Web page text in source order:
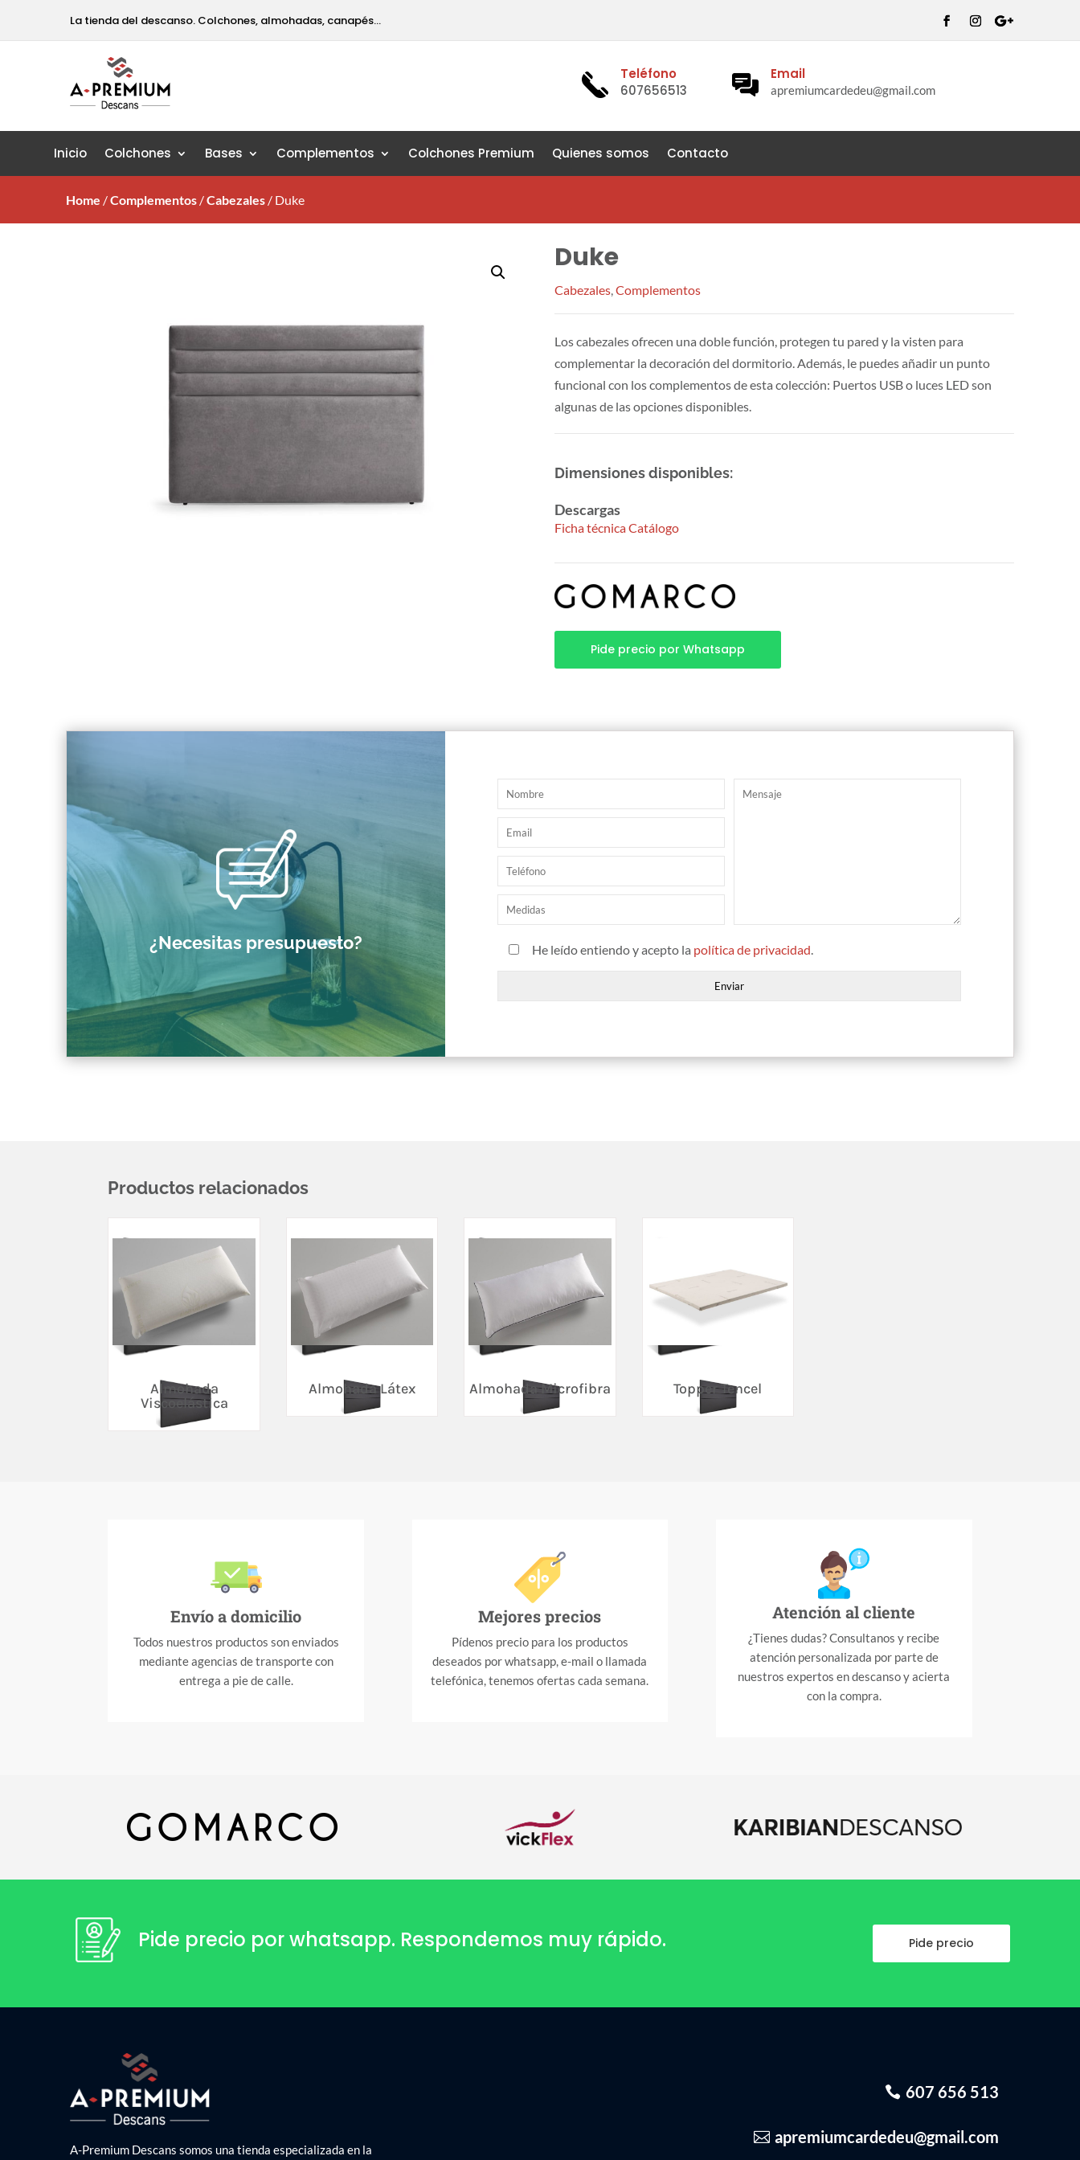
La tienda del descanso. Colchones, almohadas, canapés…
Teléfono
607656513
Email
apremiumcardedeu@gmail.com
Inicio Colchones Bases Complementos Colchones Premium Quienes somos Contacto
Home /Complementos /Cabezales / Duke
Duke
Cabezales, Complementos
Los cabezales ofrecen una doble función, protegen tu pared y la visten para
complementar la decoración del dormitorio. Además, le puedes añadir un punto
funcional con los complementos de esta colección: Puertos USB o luces LED son
algunas de las opciones disponibles.
Dimensiones disponibles:
Descargas
Ficha técnicaCatálogo
Pide precio por Whatsapp
¿Necesitas presupuesto? He leído entiendo y acepto la política de privacidad.
Productos relacionados
Almohada
Viscoelástica
Almohada Látex Almohada Microfibra Topper Tencel
Envío a domicilio
Todos nuestros productos son enviados
mediante agencias de transporte con
entrega a pie de calle.
Mejores precios
Pídenos precio para los productos
deseados por whatsapp, e-mail o llamada
telefónica, tenemos ofertas cada semana.
Atención al cliente
¿Tienes dudas? Consultanos y recibe
atención personalizada por parte de
nuestros expertos en descanso y acierta
con la compra.
Pide precio por whatsapp. Respondemos muy rápido. Pide precio
A-Premium Descans somos una tienda especializada en la
607 656 513
apremiumcardedeu@gmail.com